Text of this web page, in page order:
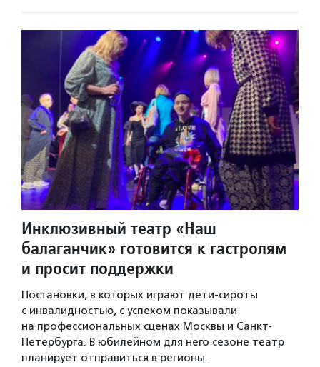
Инклюзивный театр «Наш
балаганчик» готовится к гастролям
и просит поддержки
Постановки, в которых играют дети-сироты
с инвалидностью, с успехом показывали
на профессиональных сценах Москвы и Санкт-
Петербурга. В юбилейном для него сезоне театр
планирует отправиться в регионы.